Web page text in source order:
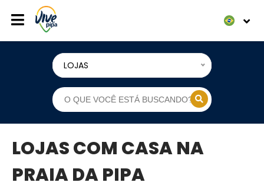
LOJAS
LOJAS COM CASA NA
PRAIA DA PIPA